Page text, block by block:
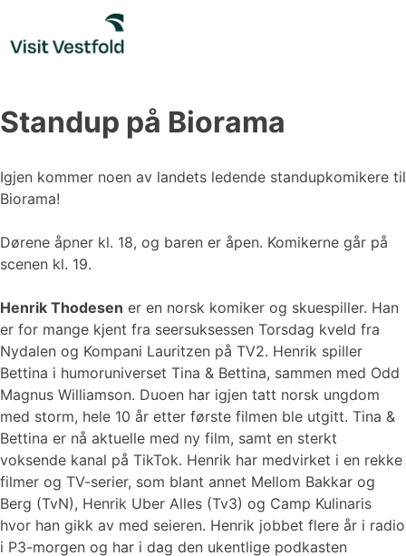
content
Standup på Biorama
Igjen kommer noen av landets ledende standupkomikere til
Biorama!
Dørene åpner kl. 18, og baren er åpen. Komikerne går på
scenen kl. 19.
Henrik Thodesen er en norsk komiker og skuespiller. Han
er for mange kjent fra seersuksessen Torsdag kveld fra
Nydalen og Kompani Lauritzen på TV2. Henrik spiller
Bettina i humoruniverset Tina & Bettina, sammen med Odd
Magnus Williamson. Duoen har igjen tatt norsk ungdom
med storm, hele 10 år etter første filmen ble utgitt. Tina &
Bettina er nå aktuelle med ny film, samt en sterkt
voksende kanal på TikTok. Henrik har medvirket i en rekke
filmer og TV-serier, som blant annet Mellom Bakkar og
Berg (TvN), Henrik Uber Alles (Tv3) og Camp Kulinaris
hvor han gikk av med seieren. Henrik jobbet flere år i radio
i P3-morgen og har i dag den ukentlige podkasten